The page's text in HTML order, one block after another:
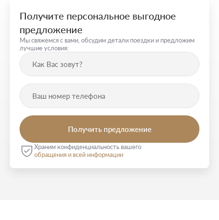
Получите персональное выгодное
предложение
Мы свяжемся с вами, обсудим детали поездки и предложим
лучшие условия:
Храним конфиденциальность вашего
обращения и всей информации